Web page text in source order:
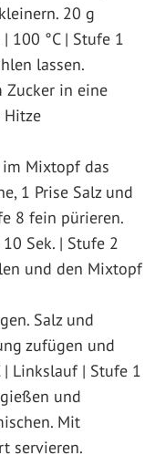
20 g
100 °C | Stufe 1
lassen.
Zucker in eine
Hitze
Mixtopf das
1 Prise Salz und
8 fein pürieren.
Sek. | Stufe 2
und den Mixtopf
Salz und
zufügen und
| Linkslauf | Stufe 1
und
Mit
servieren.